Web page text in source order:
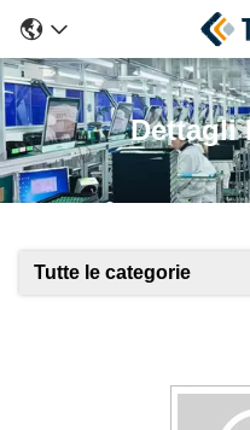
Dettagli
Tutte le categorie